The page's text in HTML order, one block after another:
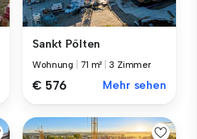
Sankt Pölten
Wohnung 71 m² |3 Zimmer
€ 576 Mehr sehen